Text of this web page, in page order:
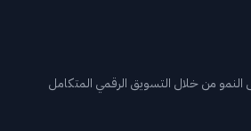
النمو من خلال التسويق الرقمي المتكامل